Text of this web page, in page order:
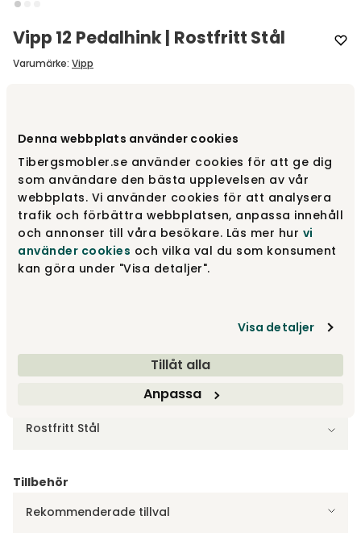
Denna webbplats använder cookies
Tibergsmobler.se använder cookies för att ge dig
som användare den bästa upplevelsen av vår
webbplats. Vi använder cookies för att analysera
trafik och förbättra webbplatsen, anpassa innehåll
och annonser till våra besökare. Läs mer hur vi
använder cookies och vilka val du som konsument
kan göra under "Visa detaljer".
Visa detaljer
Tillåt alla
Anpassa
Vipp 12 Pedalhink | Rostfritt Stål
Varumärke: Vipp
Vipp 12
2 495 kr
Fåtal i lager
Vipp 13
3 495 kr
Finns i lager
Rostfritt Stål
Tillbehör
Rekommenderade tillval